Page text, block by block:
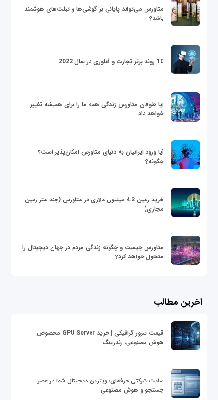
متاورس می‌تواند پایانی بر گوشی‌ها و تبلت‌های هوشمند
باشد؟
10 روند برتر تجارت و فناوری در سال 2022
آیا طوفان متاورس زندگی همه ما را برای همیشه تغییر
خواهد داد
آیا ورود ایرانیان به دنیای متاورس امکان‌پذیر است؟
چگونه؟
خرید زمین 4.3 میلیون دلاری در متاورس (چند متر زمین
مجازی)
متاورس چیست و چگونه زندگی مردم در جهان دیجیتال را
متحول خواهد کرد؟
آخرین مطالب
قیمت سرور گرافیکی | خرید GPU Server مخصوص
هوش مصنوعی، رندرینگ
سایت شرکتی حرفه‌ای؛ ویترین دیجیتال شما در عصر
جستجو و هوش مصنوعی